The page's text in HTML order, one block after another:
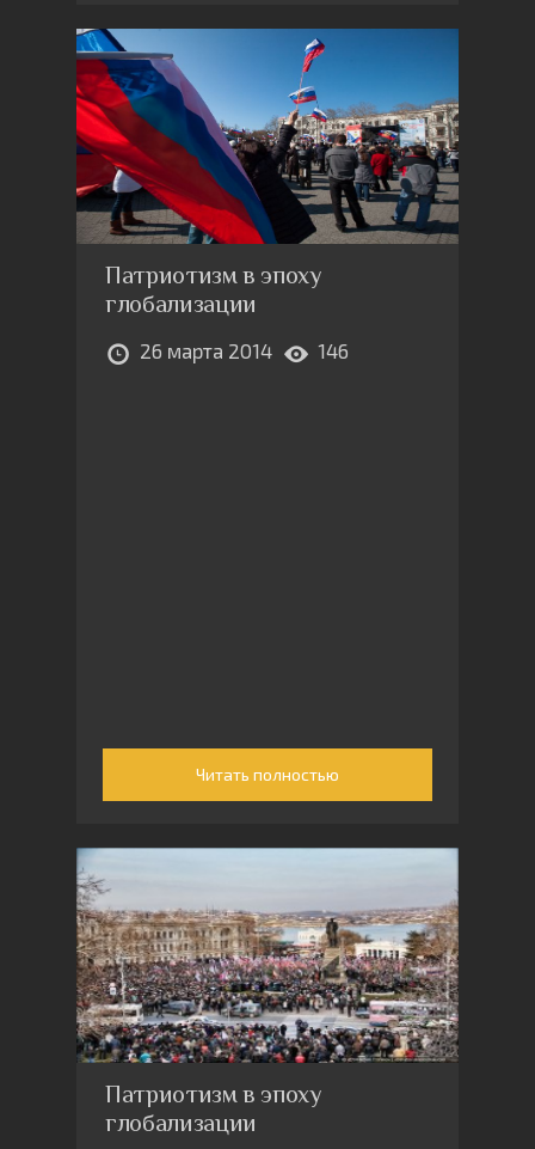
Патриотизм в эпоху
глобализации
26 марта 2014 146
Читать полностью
Патриотизм в эпоху
глобализации